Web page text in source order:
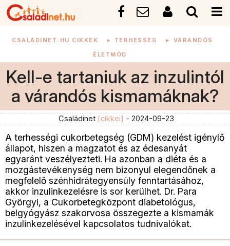
CSALÁDINET.HU CIKKEK ► TERHESSÉG ► VÁRANDÓS
ÉLETMÓD
Kell-e tartaniuk az inzulintól
a várandós kismamáknak?
Családinet [cikkei] - 2024-09-23
A terhességi cukorbetegség (GDM) kezelést igénylő
állapot, hiszen a magzatot és az édesanyát
egyaránt veszélyezteti. Ha azonban a diéta és a
mozgástevékenység nem bizonyul elegendőnek a
megfelelő szénhidrátegyensúly fenntartásához,
akkor inzulinkezelésre is sor kerülhet. Dr. Para
Györgyi, a Cukorbetegközpont diabetológus,
belgyógyász szakorvosa összegezte a kismamák
inzulinkezelésével kapcsolatos tudnivalókat.